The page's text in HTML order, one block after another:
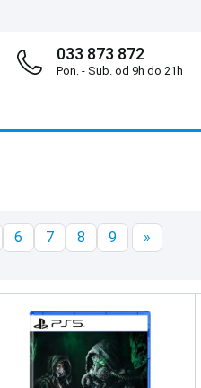
033 873 872
Pon. - Sub. od 9h do 21h
6 7 8 9 »